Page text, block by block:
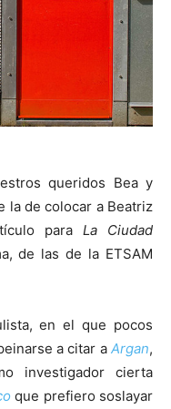
queridos Bea y
la de colocar a Beatriz
paraLa Ciudad
de las de la ETSAM
en el que pocos
a citar a Argan,
investigador cierta
que prefiero soslayar